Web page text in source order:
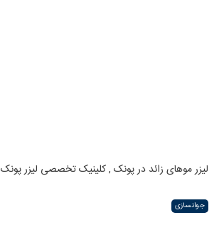
لیزر موهای زائد در پونک , کلینیک تخصصی لیزر پونک
جوانسازی